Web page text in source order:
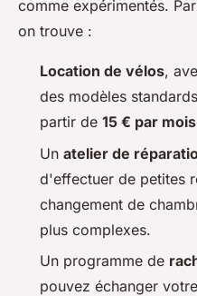
comme expérimentés.
on trouve :
Location de vélos,
des modèles
partir de 15 € par mois
Un atelier de
d'effectuer de petites
changement de
plus complexes.
Un programme de
pouvez échanger